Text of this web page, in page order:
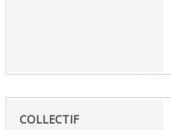
‎COLLECTIF‎